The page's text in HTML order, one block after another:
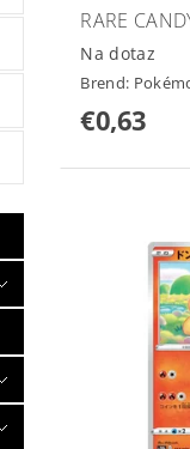
RARE
Na dotaz
Brend:
€0,63